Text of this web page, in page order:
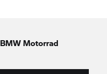
BMW Motorrad